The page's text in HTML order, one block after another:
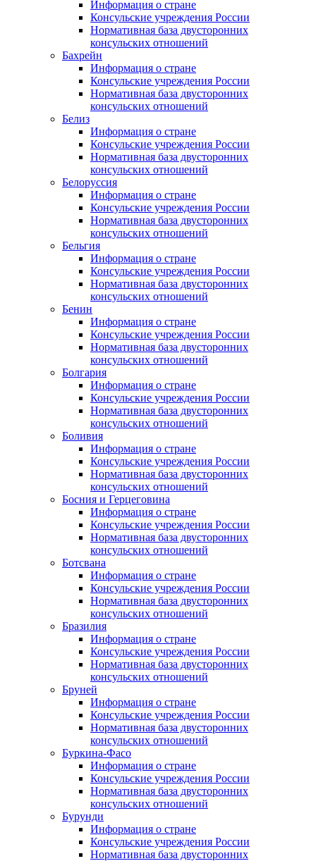
Информация о стране
Консульские учреждения России
Нормативная база двусторонних
консульских отношений
Бахрейн
Информация о стране
Консульские учреждения России
Нормативная база двусторонних
консульских отношений
Белиз
Информация о стране
Консульские учреждения России
Нормативная база двусторонних
консульских отношений
Белоруссия
Информация о стране
Консульские учреждения России
Нормативная база двусторонних
консульских отношений
Бельгия
Информация о стране
Консульские учреждения России
Нормативная база двусторонних
консульских отношений
Бенин
Информация о стране
Консульские учреждения России
Нормативная база двусторонних
консульских отношений
Болгария
Информация о стране
Консульские учреждения России
Нормативная база двусторонних
консульских отношений
Боливия
Информация о стране
Консульские учреждения России
Нормативная база двусторонних
консульских отношений
Босния и Герцеговина
Информация о стране
Консульские учреждения России
Нормативная база двусторонних
консульских отношений
Ботсвана
Информация о стране
Консульские учреждения России
Нормативная база двусторонних
консульских отношений
Бразилия
Информация о стране
Консульские учреждения России
Нормативная база двусторонних
консульских отношений
Бруней
Информация о стране
Консульские учреждения России
Нормативная база двусторонних
консульских отношений
Буркина-Фасо
Информация о стране
Консульские учреждения России
Нормативная база двусторонних
консульских отношений
Бурунди
Информация о стране
Консульские учреждения России
Нормативная база двусторонних